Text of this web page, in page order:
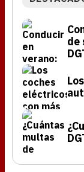
de